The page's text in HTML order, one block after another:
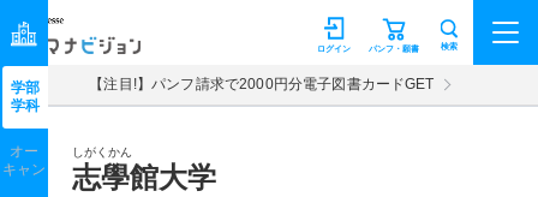
マナビジョン パンフ・願書
ログイン 検索
【注目!】パンフ請求で2000円分電子図書カードGET
しがくかん
志學館大学
学部
学科
オー
キャン